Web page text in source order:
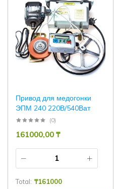
Привод для медогонки
ЭПМ 240 220В/540Ват
(0)
161000,00 ₸
Total: ₸161000